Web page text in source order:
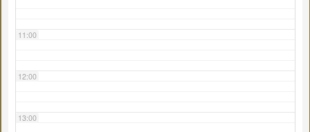
11:00
12:00
13:00